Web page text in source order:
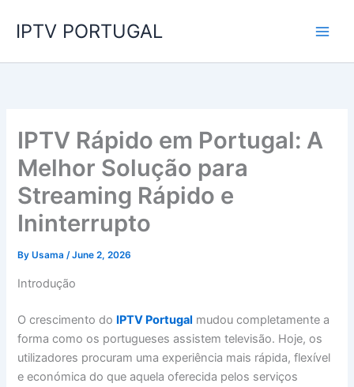
IPTV PORTUGAL
IPTV Rápido em Portugal: A
Melhor Solução para
Streaming Rápido e
Ininterrupto
ByUsama/June 2, 2026
Introdução
O crescimento do IPTV Portugal mudou completamente a
forma como os portugueses assistem televisão. Hoje, os
utilizadores procuram uma experiência mais rápida, flexível
e económica do que aquela oferecida pelos serviços